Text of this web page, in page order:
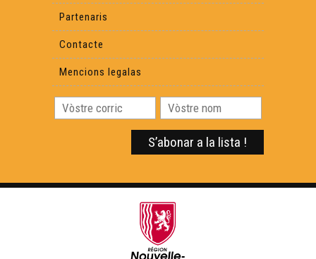
Lo prètz d'ua aulha
Vrenhas, biò e Brexit
Lo rambalh de la Sent Martin
Familha en lenga a Garlin
Las Jornadas regionalas
Partenaris
Contacte
Mencions legalas